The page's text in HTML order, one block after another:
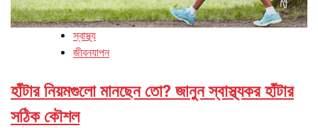
স্বাস্থ্য
জীবনযাপন
হাঁটার নিয়মগুলো মানছেন তো? জানুন স্বাস্থ্যকর হাঁটার
সঠিক কৌশল